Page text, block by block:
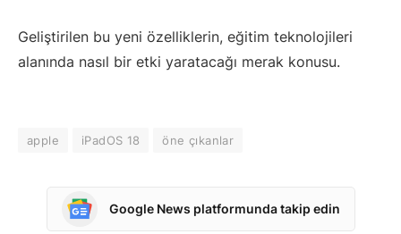
Geliştirilen bu yeni özelliklerin, eğitim teknolojileri
alanında nasıl bir etki yaratacağı merak konusu.
apple iPadOS 18 öne çıkanlar
Google News platformunda takip edin